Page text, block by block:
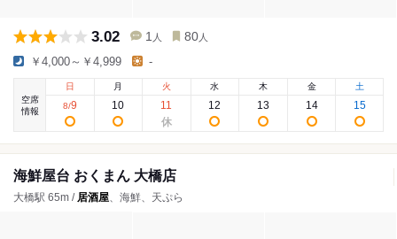
3.02 1 人 80 人
￥4,000～￥4,999 -
空席
情報
日
8/9
月
10
火
11
水
12
木
13
金
14
土
15
海鮮屋台 おくまん 大橋店
大橋駅 65m / 居酒屋、海鮮、天ぷら